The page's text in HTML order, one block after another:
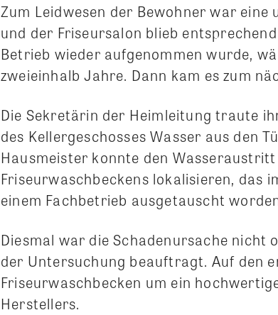
Zum Leidwesen der Bewohner war
und der Friseursalon blieb
Betrieb wieder aufgenommen wurde,
zweieinhalb Jahre. Dann kam es zum
Die Sekretärin der Heimleitung traute
des Kellergeschosses Wasser aus den
Hausmeister konnte den
Friseurwaschbeckens lokalisieren, das
einem Fachbetrieb ausgetauscht
Diesmal war die Schadenursache nicht
der Untersuchung beauftragt. Auf den
Friseurwaschbecken um ein
Herstellers.